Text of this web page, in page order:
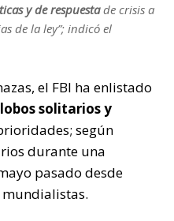
y de respuestade crisis a
de la ley”; indicó el
el FBI ha enlistado
solitarios y
según
durante una
pasado desde
mundialistas.